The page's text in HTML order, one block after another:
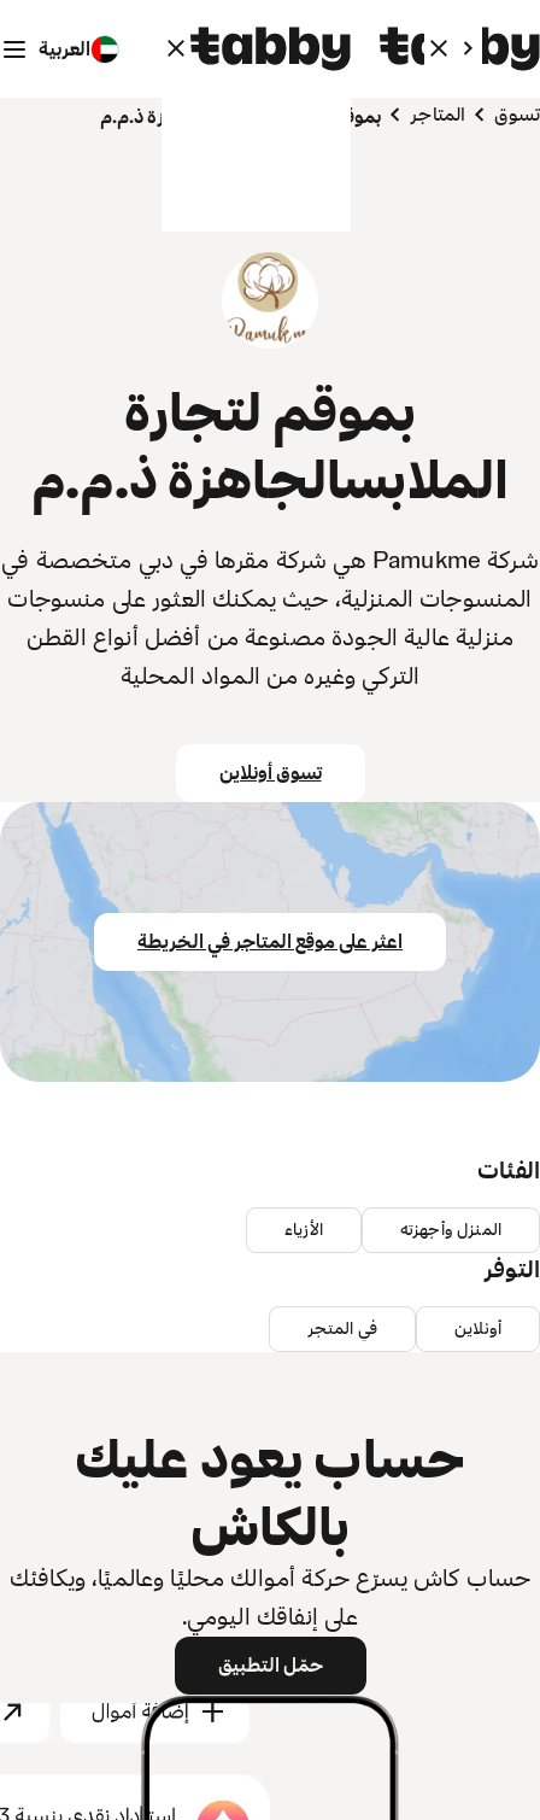
العربية
تسوق المتاجر بموقم لتجارة الملابسالجاهزة ذ.م.م
بموقم لتجارة
الملابسالجاهزة ذ.م.م
شركة Pamukme هي شركة مقرها في دبي متخصصة في
المنسوجات المنزلية، حيث يمكنك العثور على منسوجات
منزلية عالية الجودة مصنوعة من أفضل أنواع القطن
التركي وغيره من المواد المحلية
تسوق أونلاين
اعثر على موقع المتاجر في الخريطة
الفئات
المنزل وأجهزته الأزياء
التوفر
أونلاين في المتجر
حساب يعود عليك
بالكاش
حساب كاش يسرّع حركة أموالك محليًا وعالميًا، ويكافئك
على إنفاقك اليومي.
حمّل التطبيق